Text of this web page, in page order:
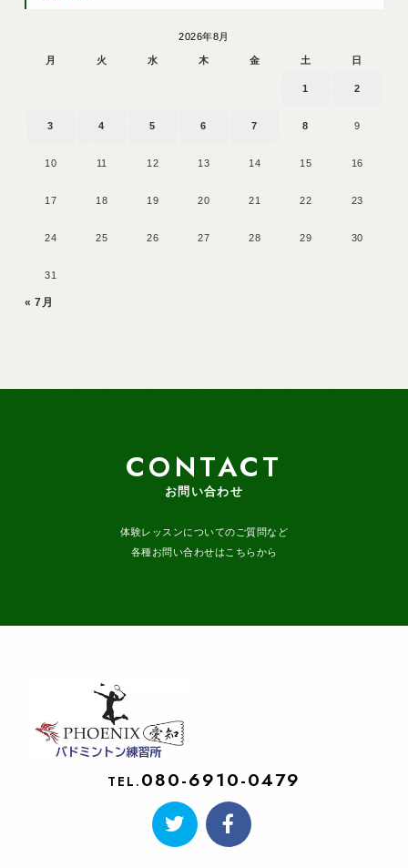
2026年8月
月 火 水 木 金 土 日
1 2
3 4 5 6 7 8 9
10 11 12 13 14 15 16
17 18 19 20 21 22 23
24 25 26 27 28 29 30
31
« 7月
CONTACT
お問い合わせ
体験レッスンについてのご質問など
各種お問い合わせはこちらから
TEL. 080-6910-0479